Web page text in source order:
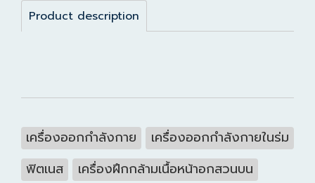
Product description
เครื่องออกกำลังกาย
เครื่องออกกำลังกายในร่ม
ฟิตเนส
เครื่องฝึกกล้ามเนื้อหน้าอกสวนบน